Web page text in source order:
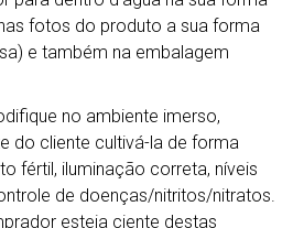
fotos do produto a sua forma
e também na embalagem
no ambiente imerso,
do cliente cultivá-la de forma
fértil, iluminação correta, níveis
de doenças/nitritos/nitratos.
esteja ciente destas